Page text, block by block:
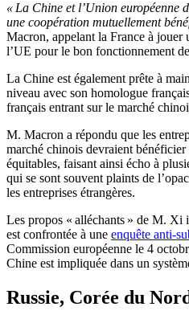
« La Chine et l’Union européenne
une coopération mutuellement
Macron, appelant la France à jouer
l’UE pour le bon fonctionnement
La Chine est également prête à
niveau avec son homologue
français entrant sur le marché
M. Macron a répondu que les
marché chinois devraient
équitables, faisant ainsi écho à
qui se sont souvent plaints de
les entreprises étrangères.
Les propos « alléchants » de M. Xi
est confrontée à une enquête anti-
Commission européenne le 4
Chine est impliquée dans un
Russie, Corée du